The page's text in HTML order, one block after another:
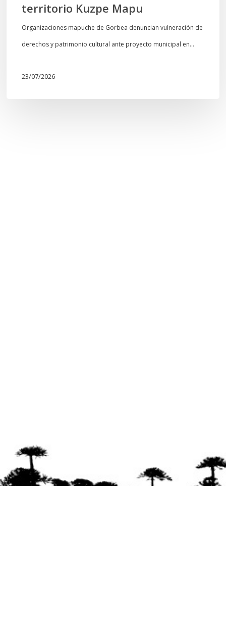
territorio Kuzpe Mapu
Organizaciones mapuche de Gorbea denuncian vulneración de
derechos y patrimonio cultural ante proyecto municipal en…
23/07/2026